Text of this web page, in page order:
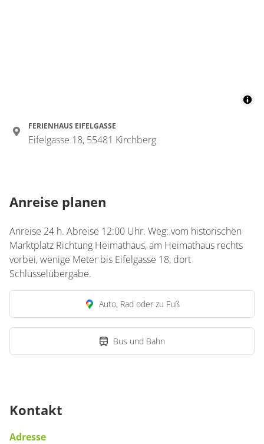
FERIENHAUS EIFELGASSE
Eifelgasse 18, 55481 Kirchberg
Anreise planen
Anreise 24 h. Abreise 12:00 Uhr. Weg: vom historischen
Marktplatz Richtung Heimathaus, am Heimathaus rechts
vorbei, wenige Meter bis Eifelgasse 18, dort
Schlüsselübergabe.
Auto, Rad oder zu Fuß
Bus und Bahn
Kontakt
Adresse